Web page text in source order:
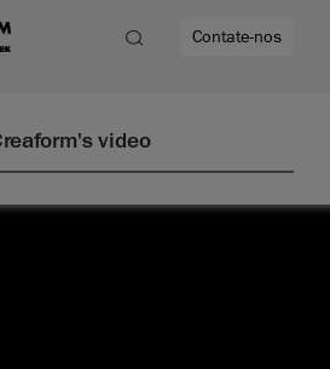
Contate-nos
video